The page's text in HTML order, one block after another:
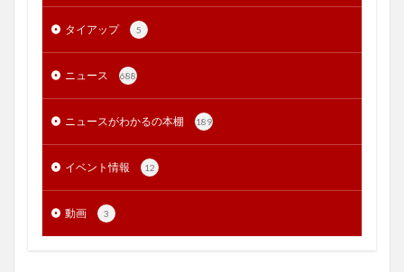
タイアップ 5
ニュース 688
ニュースがわかるの本棚 189
イベント情報 12
動画 3